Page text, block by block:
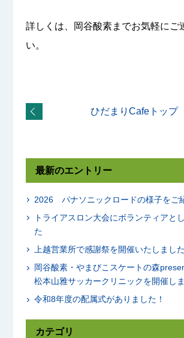
詳しくは、岡谷酸素までお気軽にご
い。
ひだまりCafeトップ
最新のエントリー
2026 パナソニックロードの様子をご
トライアスロン大会にボランティアと
た
上越営業所で感謝祭を開催いたしました
岡谷酸素・やまびこスケートの森
松本山雅サッカークリニックを開催し
令和8年度の配属式がありました！
カテゴリ